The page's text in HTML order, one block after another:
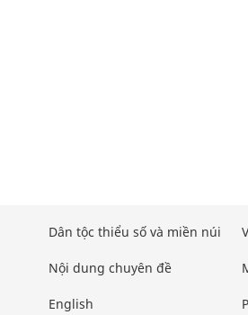
Dân tộc thiểu số và miền núi
Nội dung chuyên đề
English